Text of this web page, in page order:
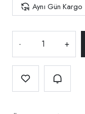
Aynı Gün Kargo
- +